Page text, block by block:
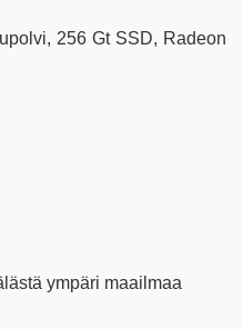
256 Gt SSD, Radeon
ympäri maailmaa